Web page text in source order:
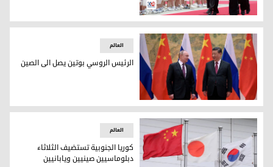
كيم جونغ أون يؤكد أن العلاقات مع روسيا تدخل طور ازدهار
الرئيس الروسي بوتين يصل الى الصين
العالم
الرئيس الروسي بوتين يصل الى الصين
العالم
كوريا الجنوبية تستضيف الثلاثاء
دبلوماسيين صينيين ويابانيين